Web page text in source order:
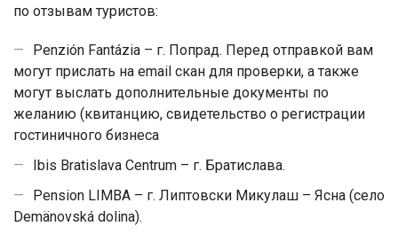
по отзывам туристов:
Penzión Fantázia – г. Попрад. Перед отправкой вам
могут прислать на email скан для проверки, а также
могут выслать дополнительные документы по
желанию (квитанцию, свидетельство о регистрации
гостиничного бизнеса
Ibis Bratislava Centrum – г. Братислава.
Pension LIMBA – г. Липтовски Микулаш – Ясна (село
Demänovská dolina).